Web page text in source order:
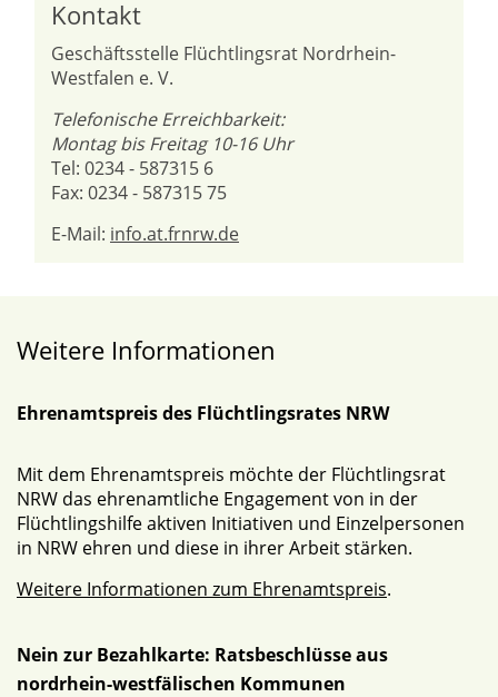
Kontakt
Geschäftsstelle Flüchtlingsrat Nordrhein-
Westfalen e. V.
Telefonische Erreichbarkeit:
Montag bis Freitag 10-16 Uhr
Tel: 0234 - 587315 6
Fax: 0234 - 587315 75
E-Mail: info.at.frnrw.de
Weitere Informationen
Ehrenamtspreis des Flüchtlingsrates NRW
Mit dem Ehrenamtspreis möchte der Flüchtlingsrat
NRW das ehrenamtliche Engagement von in der
Flüchtlingshilfe aktiven Initiativen und Einzelpersonen
in NRW ehren und diese in ihrer Arbeit stärken.
Weitere Informationen zum Ehrenamtspreis.
Nein zur Bezahlkarte: Ratsbeschlüsse aus
nordrhein-westfälischen Kommunen